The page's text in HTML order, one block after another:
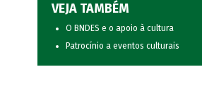
VEJA TAMBÉM
O BNDES e o apoio à cultura
Patrocínio a eventos culturais